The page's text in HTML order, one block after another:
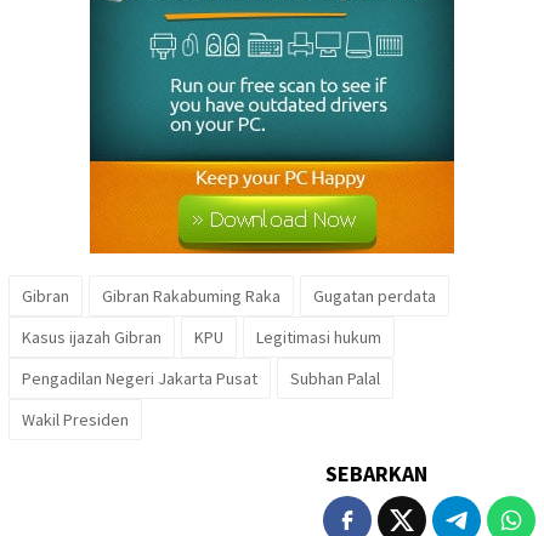
Gibran Gibran Rakabuming Raka
Gugatan perdata
Kasus ijazah Gibran
KPU
Legitimasi hukum
Pengadilan Negeri Jakarta Pusat
Subhan Palal
Wakil Presiden
SEBARKAN